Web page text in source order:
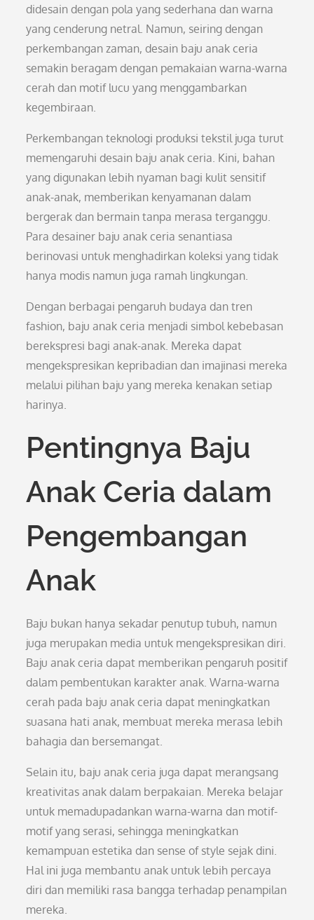
didesain dengan pola yang sederhana dan warna
yang cenderung netral. Namun, seiring dengan
perkembangan zaman, desain baju anak ceria
semakin beragam dengan pemakaian warna-warna
cerah dan motif lucu yang menggambarkan
kegembiraan.
Perkembangan teknologi produksi tekstil juga turut
memengaruhi desain baju anak ceria. Kini, bahan
yang digunakan lebih nyaman bagi kulit sensitif
anak-anak, memberikan kenyamanan dalam
bergerak dan bermain tanpa merasa terganggu.
Para desainer baju anak ceria senantiasa
berinovasi untuk menghadirkan koleksi yang tidak
hanya modis namun juga ramah lingkungan.
Dengan berbagai pengaruh budaya dan tren
fashion, baju anak ceria menjadi simbol kebebasan
berekspresi bagi anak-anak. Mereka dapat
mengekspresikan kepribadian dan imajinasi mereka
melalui pilihan baju yang mereka kenakan setiap
harinya.
Pentingnya Baju
Anak Ceria dalam
Pengembangan
Anak
Baju bukan hanya sekadar penutup tubuh, namun
juga merupakan media untuk mengekspresikan diri.
Baju anak ceria dapat memberikan pengaruh positif
dalam pembentukan karakter anak. Warna-warna
cerah pada baju anak ceria dapat meningkatkan
suasana hati anak, membuat mereka merasa lebih
bahagia dan bersemangat.
Selain itu, baju anak ceria juga dapat merangsang
kreativitas anak dalam berpakaian. Mereka belajar
untuk memadupadankan warna-warna dan motif-
motif yang serasi, sehingga meningkatkan
kemampuan estetika dan sense of style sejak dini.
Hal ini juga membantu anak untuk lebih percaya
diri dan memiliki rasa bangga terhadap penampilan
mereka.